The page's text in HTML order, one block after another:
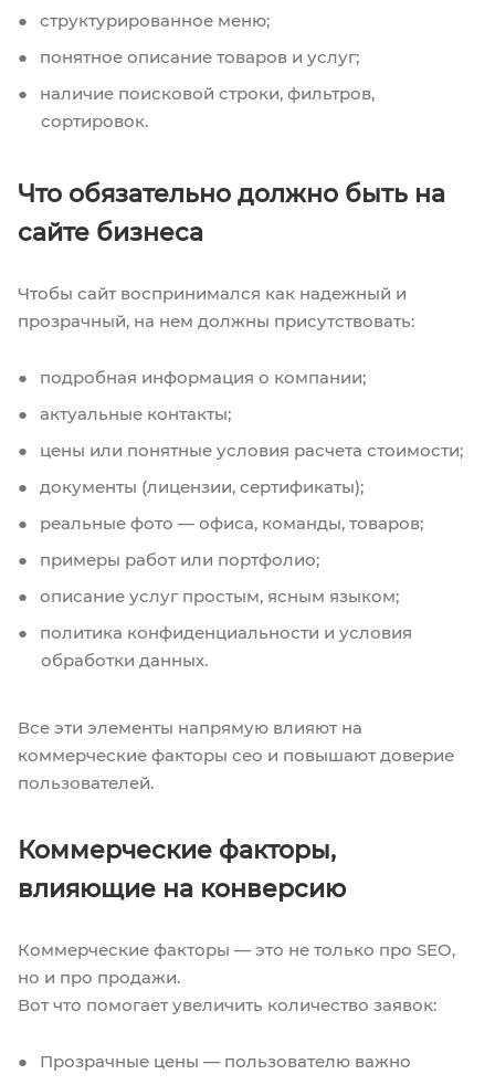
структурированное меню;
понятное описание товаров и услуг;
наличие поисковой строки, фильтров,
сортировок.
Что обязательно должно быть на
сайте бизнеса
Чтобы сайт воспринимался как надежный и
прозрачный, на нем должны присутствовать:
подробная информация о компании;
актуальные контакты;
цены или понятные условия расчета стоимости;
документы (лицензии, сертификаты);
реальные фото — офиса, команды, товаров;
примеры работ или портфолио;
описание услуг простым, ясным языком;
политика конфиденциальности и условия
обработки данных.
Все эти элементы напрямую влияют на
коммерческие факторы сео и повышают доверие
пользователей.
Коммерческие факторы,
влияющие на конверсию
Коммерческие факторы — это не только про SEO,
но и про продажи.
Вот что помогает увеличить количество заявок:
Прозрачные цены — пользователю важно